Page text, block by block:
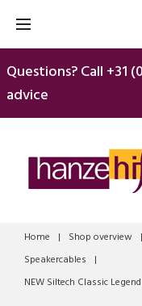
content
Questions? Call +31
advice
Home | Shop overview |
Speakercables
|
NEW Siltech Classic